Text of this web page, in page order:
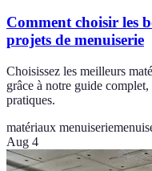
Comment choisir les
projets de menuiserie
Choisissez les meilleurs
grâce à notre guide
pratiques.
matériaux menuiserie
Aug 4